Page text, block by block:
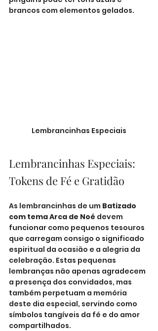
brancos com elementos gelados.
Lembrancinhas Especiais
Lembrancinhas Especiais:
Tokens de Fé e Gratidão
As lembrancinhas de um Batizado
com tema Arca de Noé devem
funcionar como pequenos tesouros
que carregam consigo o significado
espiritual da ocasião e a alegria da
celebração. Estas pequenas
lembranças não apenas agradecem
a presença dos convidados, mas
também perpetuam a memória
deste dia especial, servindo como
símbolos tangíveis da fé e do amor
compartilhados.